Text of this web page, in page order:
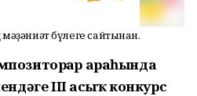
бүлеге сайтынан.
араһында
III асыҡ конкурс